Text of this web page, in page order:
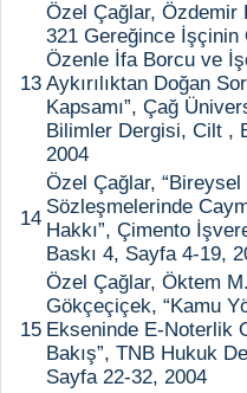
13
Özel Çağlar, Özdemir
321 Gereğince İşçinin
Özenle İfa Borcu ve
Aykırılıktan Doğan
Kapsamı”, Çağ
Bilimler Dergisi, Cilt ,
2004
14
Özel Çağlar,
Sözleşmelerinde
Hakkı”, Çimento
Baskı 4, Sayfa 4-19,
15
Özel Çağlar, Öktem
Gökçeçiçek, “Kamu
Ekseninde E-Noterlik
Bakış”, TNB Hukuk
Sayfa 22-32, 2004